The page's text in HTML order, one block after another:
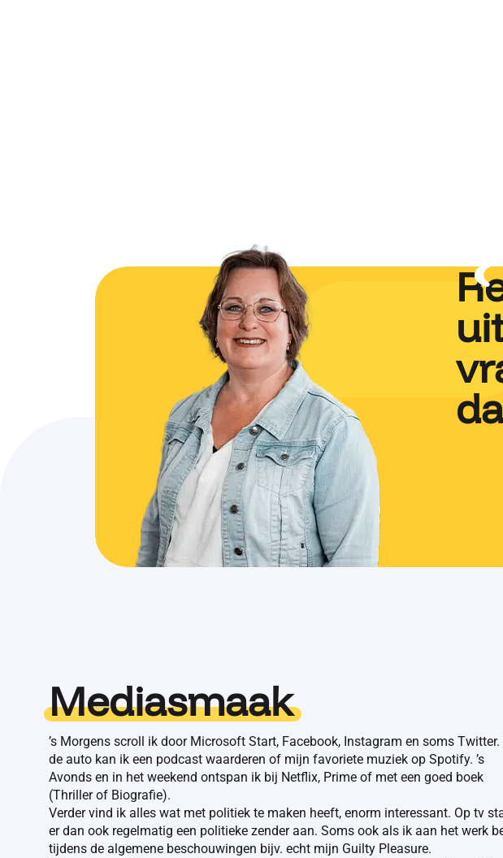
Mediasmaak
’s Morgens scroll ik door Microsoft Start, Facebook, Instagram en soms Twitter.
de auto kan ik een podcast waarderen of mijn favoriete muziek op Spotify. ’s
Avonds en in het weekend ontspan ik bij Netflix, Prime of met een goed boek
(Thriller of Biografie).
Verder vind ik alles wat met politiek te maken heeft, enorm interessant. Op tv
er dan ook regelmatig een politieke zender aan. Soms ook als ik aan het werk
tijdens de algemene beschouwingen bijv. echt mijn Guilty Pleasure.